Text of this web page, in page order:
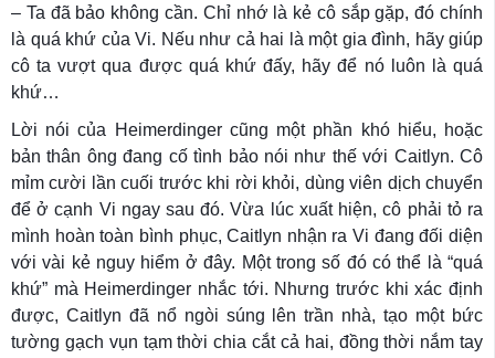
– Ta đã bảo không cần. Chỉ nhớ là kẻ cô sắp gặp, đó chính
là quá khứ của Vi. Nếu như cả hai là một gia đình, hãy giúp
cô ta vượt qua được quá khứ đấy, hãy để nó luôn là quá
khứ…
Lời nói của Heimerdinger cũng một phần khó hiểu, hoặc
bản thân ông đang cố tình bảo nói như thế với Caitlyn. Cô
mỉm cười lần cuối trước khi rời khỏi, dùng viên dịch chuyển
để ở cạnh Vi ngay sau đó. Vừa lúc xuất hiện, cô phải tỏ ra
mình hoàn toàn bình phục, Caitlyn nhận ra Vi đang đối diện
với vài kẻ nguy hiểm ở đây. Một trong số đó có thể là “quá
khứ” mà Heimerdinger nhắc tới. Nhưng trước khi xác định
được, Caitlyn đã nổ ngòi súng lên trần nhà, tạo một bức
tường gạch vụn tạm thời chia cắt cả hai, đồng thời nắm tay